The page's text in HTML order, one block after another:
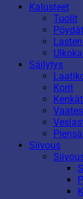
Kalusteet
Tuolit
Säilytys
Korit
Siivous